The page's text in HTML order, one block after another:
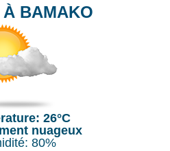
À BAMAKO
26°C
nuageux
80%